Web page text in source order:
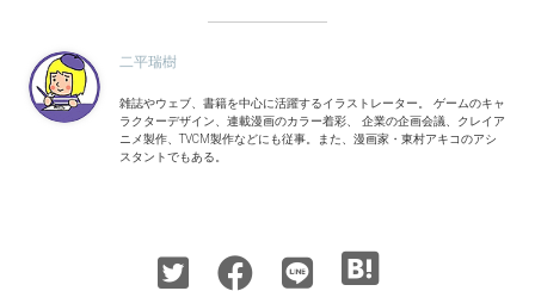
二平瑞樹
雑誌やウェブ、書籍を中心に活躍するイラストレーター。 ゲームのキャ
ラクターデザイン、連載漫画のカラー着彩、 企業の企画会議、クレイア
ニメ製作、TVCM製作などにも従事。また、漫画家・東村アキコのアシ
スタントでもある。